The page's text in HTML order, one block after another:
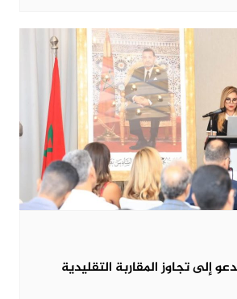
إلى تجاوز المقاربة التقليدية